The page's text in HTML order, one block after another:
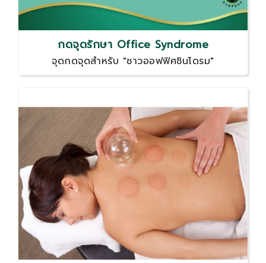
กดจุดรักษา Office Syndrome
จุดกดจุดสำหรับ "ชาวออฟฟิศซินโดรม"